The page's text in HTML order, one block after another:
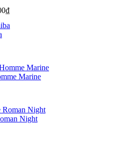
₫
Marine
Night